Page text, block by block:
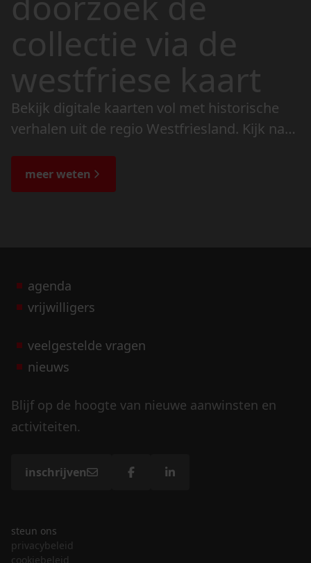
collectie via de
westfriese kaart
Bekijk digitale kaarten vol met historische
verhalen uit de regio Westfriesland. Kijk naar
de bijzondere verhalen.
meer weten
agenda
vrijwilligers
veelgestelde vragen
nieuws
Blijf op de hoogte van nieuwe aanwinsten en
activiteiten.
inschrijven
steun ons
privacybeleid
cookiebeleid